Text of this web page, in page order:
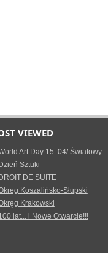
VIEWED
Art Day 15 .04/ Światowy
Dzień Sztuki
DROIT DE SUITE
Koszalińsko-Słupski
Krakowski
lat... i Nowe Otwarcie!!!